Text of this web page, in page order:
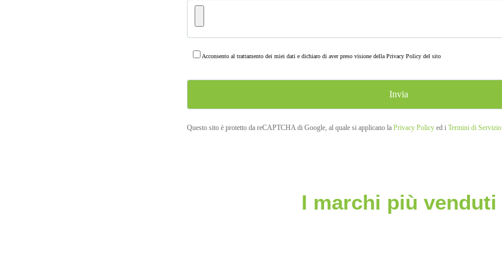
Acconsento al trattamento dei miei dati e dichiaro di aver preso visione dellaPrivacy Policy del sito
Questo sito è protetto da reCAPTCHA di Google, al quale si applicano laPrivacy Policy ed iTermini di Servizio
I marchi più venduti